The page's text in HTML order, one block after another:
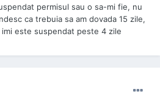
permisul sau o sa-mi fie, nu
ca trebuia sa am dovada 15 zile,
este suspendat peste 4 zile